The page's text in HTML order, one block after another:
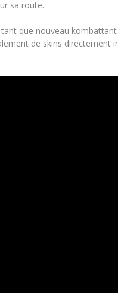
sa route.
que nouveau
de skins directement